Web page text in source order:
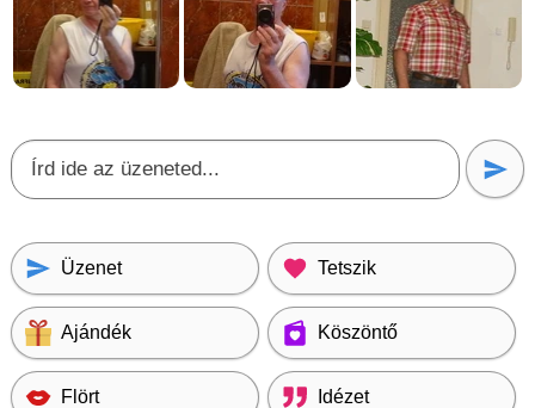
Üzenet Tetszik
Ajándék Köszöntő
Flört Idézet